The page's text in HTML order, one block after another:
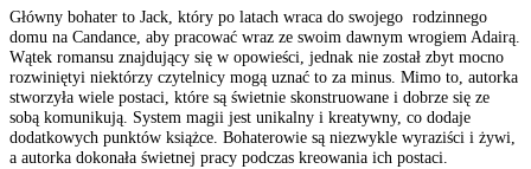
Główny bohater to Jack, który po latach wraca do swojego rodzinnego
domu na Candance, aby pracować wraz ze swoim dawnym wrogiem Adairą.
Wątek romansu znajdujący się w opowieści, jednak nie został zbyt mocno
rozwiniętyi niektórzy czytelnicy mogą uznać to za minus. Mimo to, autorka
stworzyła wiele postaci, które są świetnie skonstruowane i dobrze się ze
sobą komunikują. System magii jest unikalny i kreatywny, co dodaje
dodatkowych punktów książce . Bohaterowie są niezwykle wyraziści i żywi,
a autorka dokonała świetnej pracy podczas kreowania ich postaci.